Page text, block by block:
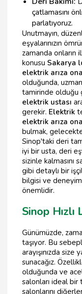
çatlamasını
parlatıyoruz.
Unutmayın,
eşyalarınızın
zamanda onların
konusu Sakarya
elektrik arıza
olduğunda,
tamirinde olduğu
elektrik ustası
gerekir. Elektrik
elektrik arıza
bulmak,
Sinop'taki deri
iyi bir usta, deri
sizinle kalmasını
gibi detaylı bir
bilgisi ve
önemlidir.
Sinop Hızlı
Günümüzde,
taşıyor. Bu
arayışınızda size
sunacağız.
olduğunda ve
salonları ideal bir
salonlarını